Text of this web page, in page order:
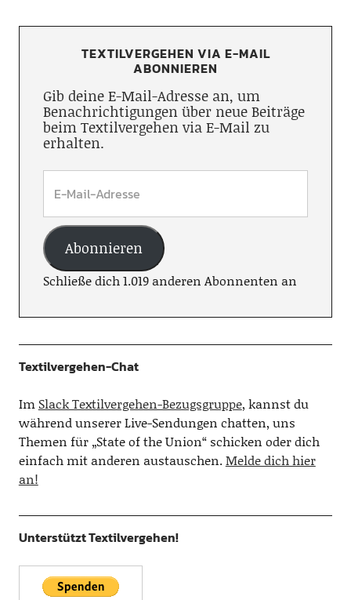
TEXTILVERGEHEN VIA E-MAIL
ABONNIEREN
Gib deine E-Mail-Adresse an, um
Benachrichtigungen über neue Beiträge
beim Textilvergehen via E-Mail zu
erhalten.
Abonnieren
Schließe dich 1.019 anderen Abonnenten an
Textilvergehen-Chat
Im Slack Textilvergehen-Bezugsgruppe, kannst du
während unserer Live-Sendungen chatten, uns
Themen für „State of the Union“ schicken oder dich
einfach mit anderen austauschen.Melde dich hier
an!
Unterstützt Textilvergehen!